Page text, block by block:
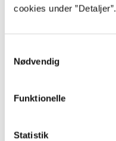
cookies under ”Detaljer”.
Nødvendig
Funktionelle
Statistik